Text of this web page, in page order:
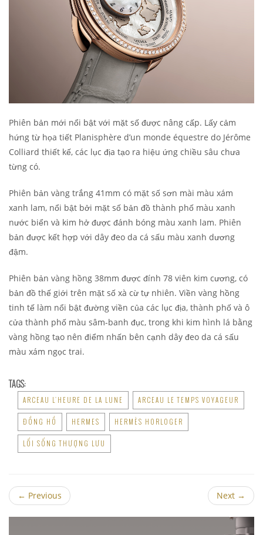
Phiên bản mới nổi bật với mặt số được nâng cấp. Lấy cảm
hứng từ họa tiết Planisphère d’un monde équestre do Jérôme
Colliard thiết kế, các lục địa tạo ra hiệu ứng chiều sâu chưa
từng có.
Phiên bản vàng trắng 41mm có mặt số sơn mài màu xám
xanh lam, nổi bật bởi mặt số bản đồ thành phố màu xanh
nước biển và kim hở được đánh bóng màu xanh lam. Phiên
bản được kết hợp với dây đeo da cá sấu màu xanh dương
đậm.
Phiên bản vàng hồng 38mm được đính 78 viên kim cương, có
bản đồ thế giới trên mặt số xà cừ tự nhiên. Viền vàng hồng
tinh tế làm nổi bật đường viền của các lục địa, thành phố và ô
cửa thành phố màu sâm-banh đục, trong khi kim hình lá bằng
vàng hồng tạo nên điểm nhấn bên cạnh dây đeo da cá sấu
màu xám ngọc trai.
TAGS:
ARCEAU L'HEURE DE LA LUNE ARCEAU LE TEMPS VOYAGEUR
ĐỒNG HỒ HERMES HERMÈS HORLOGER
LỐI SỐNG THƯỢNG LƯU
← Previous Next →